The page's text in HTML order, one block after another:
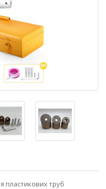
пластикових труб